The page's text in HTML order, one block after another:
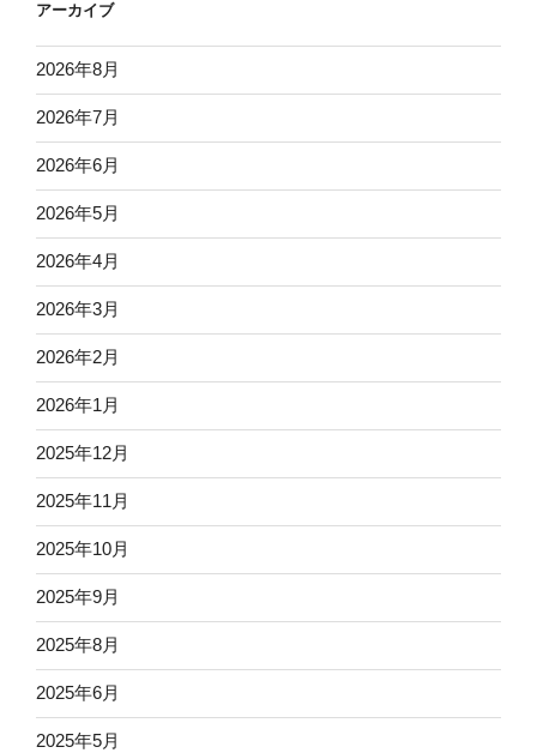
アーカイブ
2026年8月
2026年7月
2026年6月
2026年5月
2026年4月
2026年3月
2026年2月
2026年1月
2025年12月
2025年11月
2025年10月
2025年9月
2025年8月
2025年6月
2025年5月